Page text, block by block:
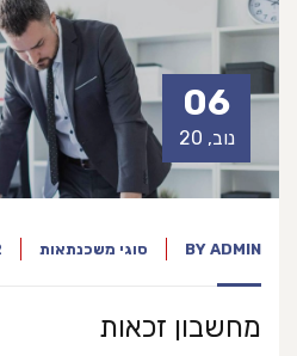
06
נוב, 20
BY ADMIN סוגי משכנתאות
מחשבון זכאות